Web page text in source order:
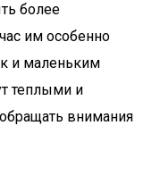
более
им особенно
и маленьким
теплыми и
внимания